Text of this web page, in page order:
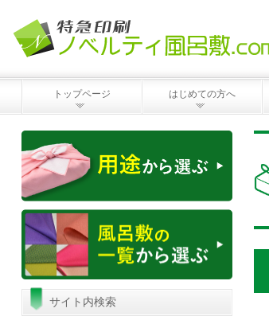
トップページ はじめての方へ
サイト内検索